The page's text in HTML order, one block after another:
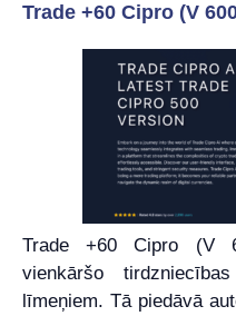
Trade +60 Cipro (V
Trade +60 Cipro (V
vienkāršo
līmeņiem. Tā piedāvā